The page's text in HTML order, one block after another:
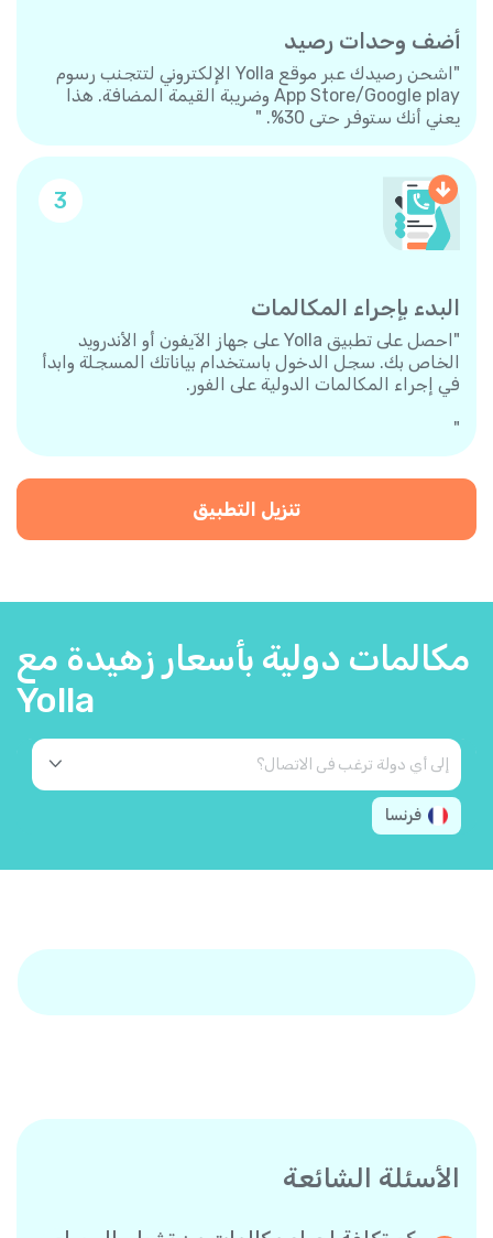
أضف وحدات رصيد
"اشحن رصيدك عبر موقع Yolla الإلكتروني لتتجنب رسوم
App Store/Google play وضريبة القيمة المضافة. هذا
يعني أنك ستوفر حتى 30%. "
3
البدء بإجراء المكالمات
"احصل على تطبيق Yolla على جهاز الآيفون أو الأندرويد
الخاص بك. سجل الدخول باستخدام بياناتك المسجلة وابدأ
في إجراء المكالمات الدولية على الفور.
"
تنزيل التطبيق
مكالمات دولية بأسعار زهيدة مع
Yolla
فرنسا
الأسئلة الشائعة